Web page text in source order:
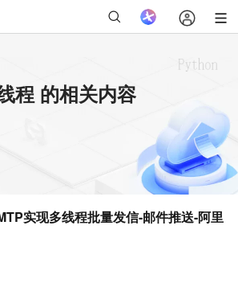
程 的相关内容
实现多线程批量发信-邮件推送-阿里